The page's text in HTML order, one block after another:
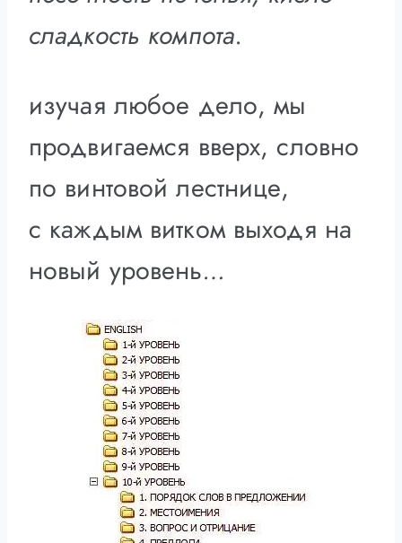
сладкость компота.
изучая любое дело, мы
продвигаемся вверх, словно
по винтовой лестнице,
с каждым витком выходя на
новый уровень…